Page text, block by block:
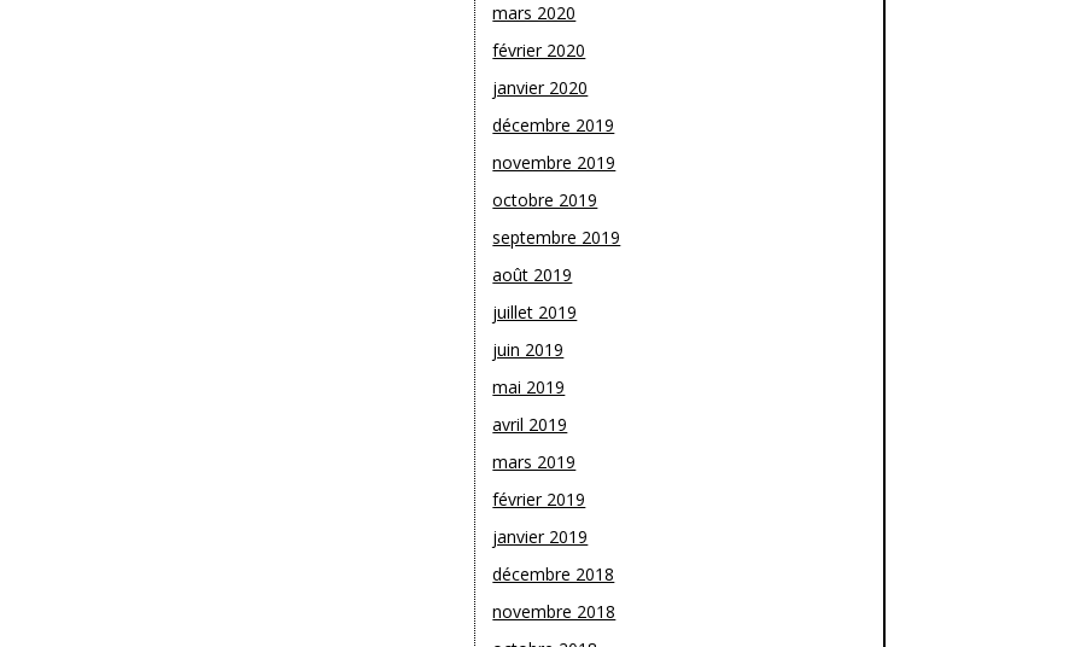
mars 2020
février 2020
janvier 2020
décembre 2019
novembre 2019
octobre 2019
septembre 2019
août 2019
juillet 2019
juin 2019
mai 2019
avril 2019
mars 2019
février 2019
janvier 2019
décembre 2018
novembre 2018